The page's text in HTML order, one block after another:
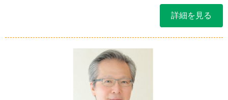
詳細を見る